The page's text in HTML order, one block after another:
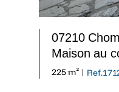
07210
Maison au
225 m² |